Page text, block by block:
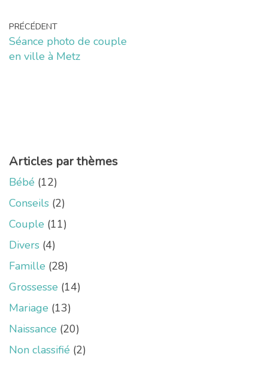
PRÉCÉDENT
Séance photo de couple
en ville à Metz
Articles par thèmes
Bébé (12)
Conseils (2)
Couple (11)
Divers (4)
Famille (28)
Grossesse (14)
Mariage (13)
Naissance (20)
Non classifié (2)